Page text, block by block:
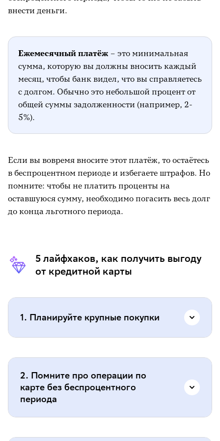
рисковых категорий, таких как онлайн-
почти всегда сопровождается комиссией.
Если комиссия за снятие наличных по
кредитной карте составляет 4% от суммы
снятия, но не менее 390₽, и вы снимете 100₽
наличными, то комиссия составит не 4₽, а
10 000₽, то комиссия составит 400₽.
внести деньги.
Ежемесячный платёж – это минимальная
сумма, которую вы должны вносить каждый
месяц, чтобы банк видел, что вы справляетесь
с долгом. Обычно это небольшой процент от
общей суммы задолженности (например, 2-
5%).
Если вы вовремя вносите этот платёж, то остаётесь
в беспроцентном периоде и избегаете штрафов. Но
помните: чтобы не платить проценты на
оставшуюся сумму, необходимо погасить весь долг
до конца льготного периода.
5 лайфхаков, как получить выгоду
от кредитной карты
1. Планируйте крупные покупки
Делайте их в начале беспроцентного
погашение, купите ноутбук или телефон в
первые дни нового отчётного периода. Так у
вас будет больше времени, чтобы вернуть
долг без процентов.
2. Помните про операции по
карте без беспроцентного
периода
Беспроцентный период часто не действует